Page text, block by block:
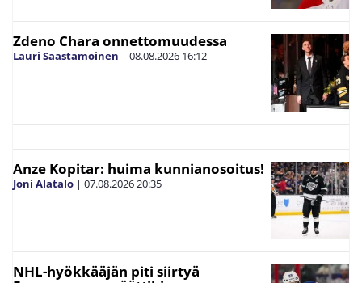
Zdeno Chara onnettomuudessa
Lauri Saastamoinen | 08.08.2026 16:12
Anze Kopitar: huima kunnianosoitus!
Joni Alatalo | 07.08.202620:35
NHL-hyökkääjän piti siirtyä